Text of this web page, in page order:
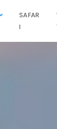
SAFAR
I